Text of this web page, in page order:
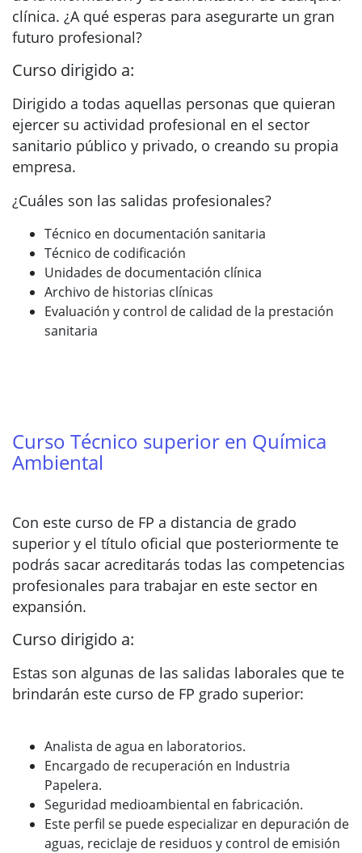
clínica. ¿A qué esperas para asegurarte un gran
futuro profesional?
Curso dirigido a:
Dirigido a todas aquellas personas que quieran
ejercer su actividad profesional en el sector
sanitario público y privado, o creando su propia
empresa.
¿Cuáles son las salidas profesionales?
Técnico en documentación sanitaria
Técnico de codificación
Unidades de documentación clínica
Archivo de historias clínicas
Evaluación y control de calidad de la prestación
sanitaria
Curso Técnico superior en Química
Ambiental
Con este curso de FP a distancia de grado
superior y el título oficial que posteriormente te
podrás sacar acreditarás todas las competencias
profesionales para trabajar en este sector en
expansión.
Curso dirigido a:
Estas son algunas de las salidas laborales que te
brindarán este curso de FP grado superior:
Analista de agua en laboratorios.
Encargado de recuperación en Industria
Papelera.
Seguridad medioambiental en fabricación.
Este perfil se puede especializar en depuración de
aguas, reciclaje de residuos y control de emisión